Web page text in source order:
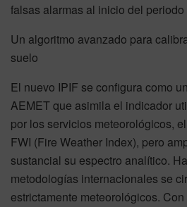
falsas alarmas al inicio del periodo
Un algoritmo avanzado para
suelo
El nuevo IPIF se configura como
AEMET que asimila el indicador
por los servicios meteorológicos,
FWI (Fire Weather Index), pero
sustancial su espectro analítico.
metodologías internacionales se
estrictamente meteorológicos.